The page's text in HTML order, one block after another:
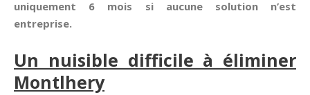
uniquement 6 mois si aucune solution n’est
entreprise.
Un nuisible difficile à éliminer
Montlhery